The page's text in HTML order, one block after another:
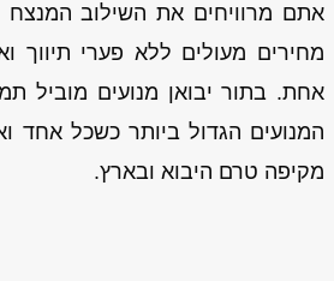
אתם מרוויחים את השילוב
מחירים מעולים ללא פערי תיווך
אחת. בתור יבואן מנועים מוביל
המנועים הגדול ביותר כשכל אחד
מקיפה טרם היבוא ובארץ.